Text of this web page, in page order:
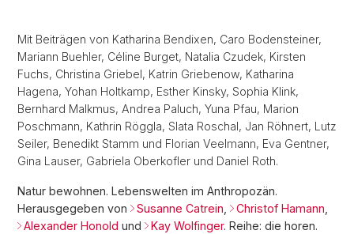
Mit Beiträgen von Katharina Bendixen, Caro Bodensteiner,
Mariann Buehler, Céline Burget, Natalia Czudek, Kirsten
Fuchs, Christina Griebel, Katrin Griebenow, Katharina
Hagena, Yohan Holtkamp, Esther Kinsky, Sophia Klink,
Bernhard Malkmus, Andrea Paluch, Yuna Pfau, Marion
Poschmann, Kathrin Röggla, Slata Roschal, Jan Röhnert, Lutz
Seiler, Benedikt Stamm und Florian Veelmann, Eva Gentner,
Gina Lauser, Gabriela Oberkofler und Daniel Roth.
Natur bewohnen. Lebenswelten im Anthropozän.
Herausgegeben von
Susanne Catrein Christof Hamann
Alexander Honold und Kay Wolfinger. Reihe: die horen.